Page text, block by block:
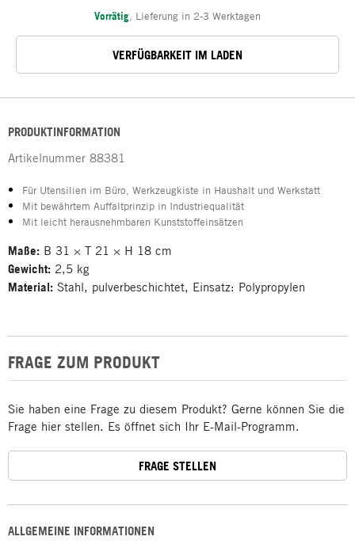
Vorrätig Lieferung in 2-3 Werktagen
VERFÜGBARKEIT IM LADEN
ALLGEMEINE INFORMATIONEN
PRODUKTINFORMATION
Artikelnummer 88381
Für Utensilien im Büro, Werkzeugkiste in Haushalt und Werkstatt
Mit bewährtem Auffaltprinzip in Industriequalität
Mit leicht herausnehmbaren Kunststoffeinsätzen
Maße: B 31 × T 21 × H 18 cm
Gewicht: 2,5 kg
Material: Stahl, pulverbeschichtet, Einsatz: Polypropylen
FRAGE ZUM PRODUKT
Sie haben eine Frage zu diesem Produkt? Gerne können Sie die
Frage hier stellen. Es öffnet sich Ihr E-Mail-Programm.
FRAGE STELLEN